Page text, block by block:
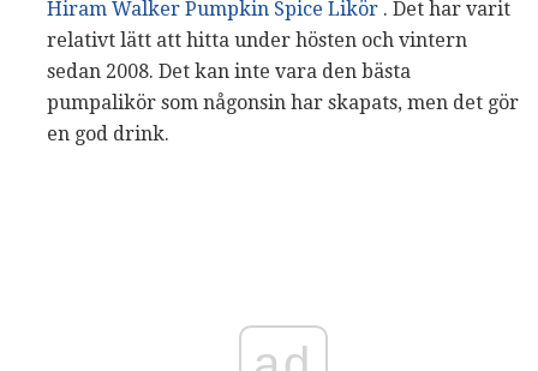
Hiram Walker Pumpkin Spice Likör . Det har varit
relativt lätt att hitta under hösten och vintern
sedan 2008. Det kan inte vara den bästa
pumpalikör som någonsin har skapats, men det gör
en god drink.